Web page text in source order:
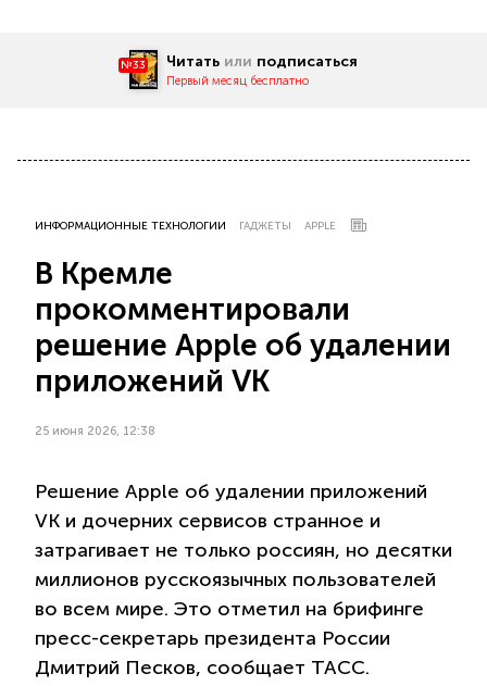
№33 Читать или подписаться
Первый месяц бесплатно
ИНФОРМАЦИОННЫЕ ТЕХНОЛОГИИ ГАДЖЕТЫ APPLE
В Кремле
прокомментировали
решение Apple об удалении
приложений VK
25 июня 2026, 12:38
Решение Apple об удалении приложений
VK и дочерних сервисов странное и
затрагивает не только россиян, но десятки
миллионов русскоязычных пользователей
во всем мире. Это отметил на брифинге
пресс-секретарь президента России
Дмитрий Песков, сообщает ТАСС.